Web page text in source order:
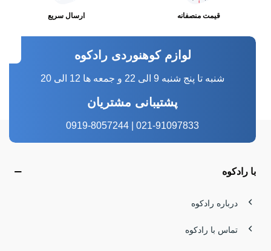
قیمت منصفانه ارسال سریع
لوازم کوهنوردی رادکوه
شنبه تا پنج شنبه 9 الی 22 و جمعه ها 12 الی 20
پشتیبانی مشتریان
021-91097833 | 0919-8057244
با رادکوه
درباره رادکوه
تماس با رادکوه